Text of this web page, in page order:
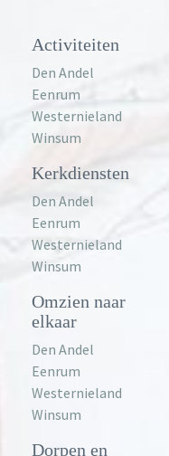
Activiteiten
Den Andel
Eenrum
Westernieland
Winsum
Kerkdiensten
Den Andel
Eenrum
Westernieland
Winsum
Omzien naar
elkaar
Den Andel
Eenrum
Westernieland
Winsum
Dorpen en